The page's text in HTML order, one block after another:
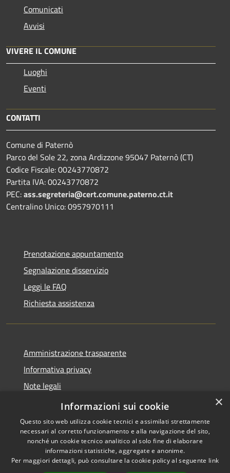
Comunicati
Avvisi
VIVERE IL COMUNE
Luoghi
Eventi
CONTATTI
Comune di Paternò
Parco del Sole 22, zona Ardizzone 95047 Paternò (CT)
Codice Fiscale: 00243770872
Partita IVA: 00243770872
PEC:ass.segreteria@cert.comune.paterno.ct.it
Centralino Unico: 0957970111
Prenotazione appuntamento
Segnalazione disservizio
Leggi le FAQ
Richiesta assistenza
Amministrazione trasparente
Informativa privacy
Note legali
Dichiarazione di accessibilità
Accessibilità
Copyright © 2026 • Comune di
Paternò • Powered by
×
Informazioni sui cookie
Questo sito web utilizza cookie tecnici e assimilati strettamente
necessari al corretto funzionamento e alla navigazione del sito,
nonché un cookie tecnico analitico al solo fine di elaborare
informazioni statistiche, aggregate e anonime.
Per maggiori dettagli, può consultare la cookie policy al seguente link